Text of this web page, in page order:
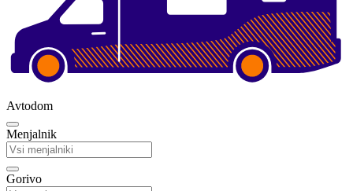
Avtodom
Menjalnik
Gorivo